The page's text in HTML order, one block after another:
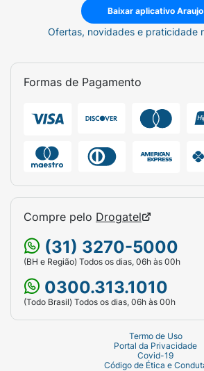
Baixar aplicativo Araujo
Ofertas, novidades e praticidade
Formas de Pagamento
Compre pelo Drogatel
(31) 3270-5000
(BH e Região) Todos os dias, 06h às 00h
0300.313.1010
(Todo Brasil) Todos os dias, 06h às 00h
Termo de Uso
Portal da Privacidade
Covid-19
Código de Ética e